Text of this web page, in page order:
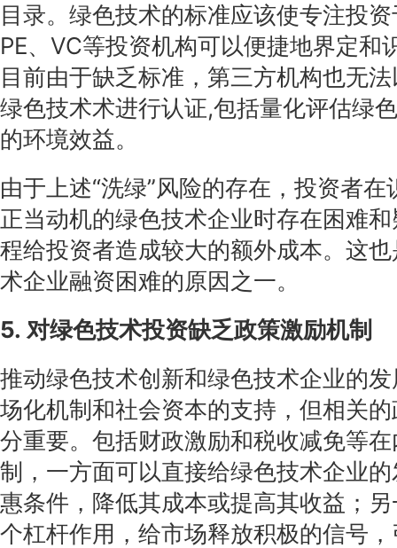
目录。绿色技术的标准应该使专注投
PE、VC等投资机构可以便捷地界定和
目前由于缺乏标准，第三方机构也无
绿色技术术进行认证,包括量化评估绿
的环境效益。
由于上述“洗绿”风险的存在，投资者
正当动机的绿色技术企业时存在困难
程给投资者造成较大的额外成本。这
术企业融资困难的原因之一。
5. 对绿色技术投资缺乏政策激励机制
推动绿色技术创新和绿色技术企业的
场化机制和社会资本的支持，但相关
分重要。包括财政激励和税收减免等
制，一方面可以直接给绿色技术企业
惠条件，降低其成本或提高其收益；
个杠杆作用，给市场释放积极的信号